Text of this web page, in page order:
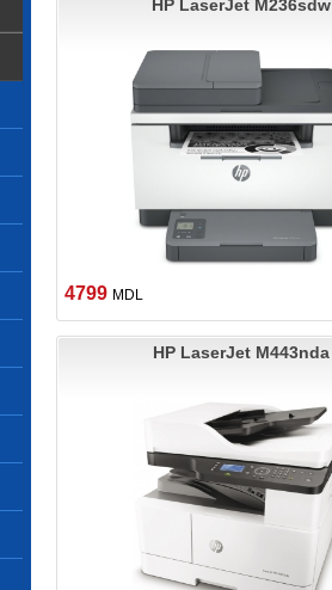
HP LaserJet M236sdw
4799 MDL
HP LaserJet M443nda